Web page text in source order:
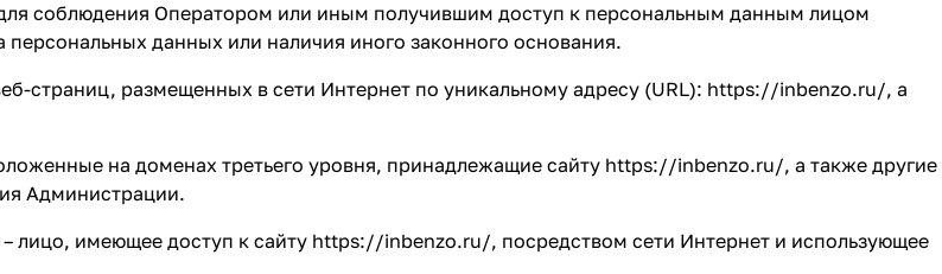
соблюдения Оператором или иным получившим доступ к персональным данным лицом
персональных данных или наличия иного законного основания.
страниц, размещенных в сети Интернет по уникальному адресу (URL): https://inbenzo.ru/, а
на доменах третьего уровня, принадлежащие сайту https://inbenzo.ru/, а также другие
Администрации.
– лицо, имеющее доступ к сайту https://inbenzo.ru/, посредством сети Интернет и использующее